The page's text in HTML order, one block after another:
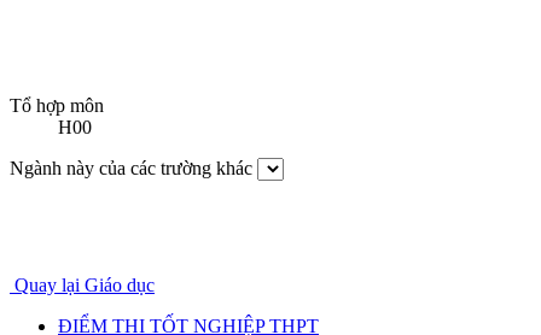
Tổ hợp môn
H00
Ngành này của các trường khác
Quay lại Giáo dục
ĐIỂM THI TỐT NGHIỆP THPT